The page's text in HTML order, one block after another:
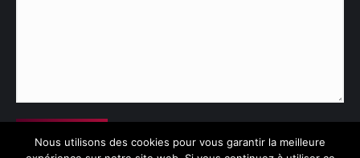
Nous utilisons des cookies pour vous garantir la meilleure